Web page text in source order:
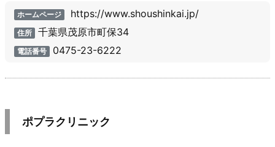
ホームページ https://www.shoushinkai.jp/
住所 千葉県茂原市町保34
電話番号 0475-23-6222
ポプラクリニック